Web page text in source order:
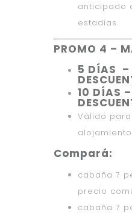
anticipado
estadías.
PROMO 4 –
5 DÍAS –
10 DÍAS
Válido
Compará:
cabaña 7
precio
cabaña 7